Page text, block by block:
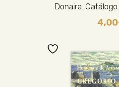
Donaire.
4,00